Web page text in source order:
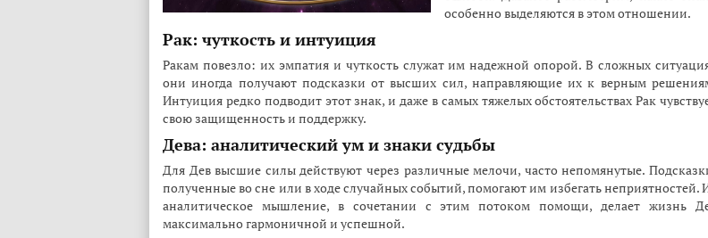
особенно выделяются в этом отношении.
Рак: чуткость и интуиция
Ракам повезло: их эмпатия и чуткость служат им надежной опорой. В сложных
они иногда получают подсказки от высших сил, направляющие их к верным
Интуиция редко подводит этот знак, и даже в самых тяжелых обстоятельствах Рак
свою защищенность и поддержку.
Дева: аналитический ум и знаки судьбы
Для Дев высшие силы действуют через различные мелочи, часто непомянутые.
полученные во сне или в ходе случайных событий, помогают им избегать неприятностей.
аналитическое мышление, в сочетании с этим потоком помощи, делает жизнь
максимально гармоничной и успешной.